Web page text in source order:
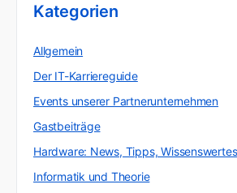
Kategorien
Allgemein
Der IT-Karriereguide
Events unserer Partnerunternehmen
Gastbeiträge
Hardware: News, Tipps, Wissenswertes
Informatik und Theorie